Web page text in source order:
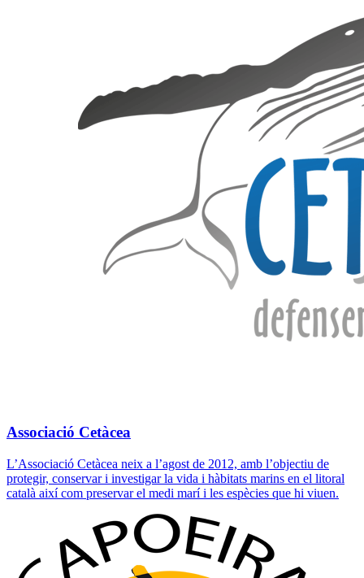
Associació Cetàcea
L’Associació Cetàcea neix a l’agost de 2012, amb l’objectiu de
protegir, conservar i investigar la vida i hàbitats marins en el litoral
català així com preservar el medi marí i les espècies que hi viuen.